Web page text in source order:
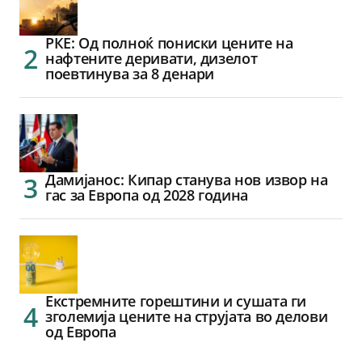
РКЕ: Од полноќ пониски цените на
нафтените деривати, дизелот
поевтинува за 8 денари
Дамијанос: Кипар станува нов извор на
гас за Европа од 2028 година
Екстремните горештини и сушата ги
зголемија цените на струјата во делови
од Европа